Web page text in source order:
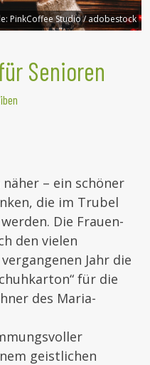
PinkCoffee Studio / adobestock
Senioren
– ein schöner
die im Trubel
Die Frauen-
den vielen
Jahr die
für die
des Maria-
geistlichen